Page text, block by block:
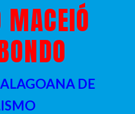
MACEIÓ
DE